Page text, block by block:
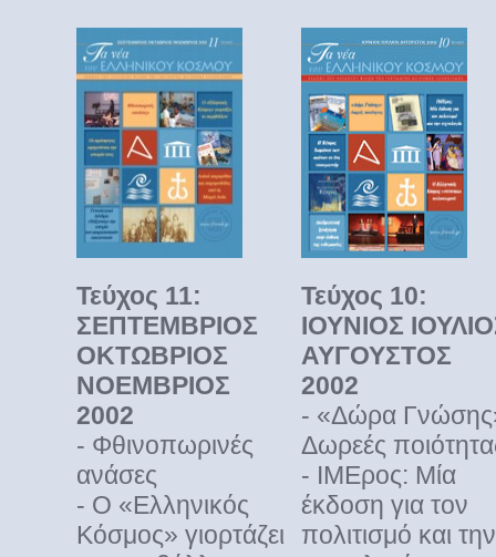
Τεύχος 11:
ΣΕΠΤΕΜΒΡΙΟΣ
ΟΚΤΩΒΡΙΟΣ
ΝΟΕΜΒΡΙΟΣ
2002
- Φθινοπωρινές
ανάσες
- Ο «Ελληνικός
Κόσμος» γιορτάζει
Τεύχος 10:
ΙΟΥΝΙΟΣ
ΑΥΓΟΥΣΤΟΣ
2002
- «Δώρα
Δωρεές
- ΙΜΕρος: Μία
έκδοση για τον
πολιτισμό και την